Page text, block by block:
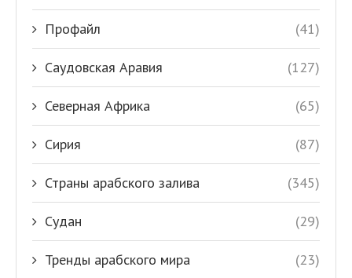
Профайл (41)
Саудовская Аравия (127)
Северная Африка (65)
Сирия (87)
Страны арабского залива (345)
Судан (29)
Тренды арабского мира (23)